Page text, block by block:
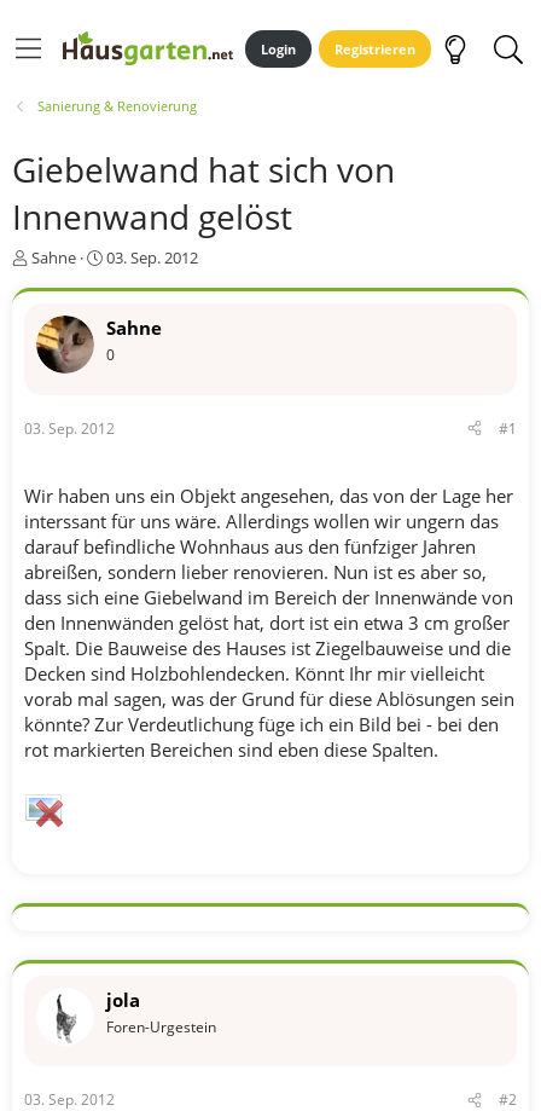
Login Registrieren
Sanierung & Renovierung
Giebelwand hat sich von
Innenwand gelöst
E
e
r
Sahne
E
t
l
a
03. Sep. 2012
Sahne
0
03. Sep. 2012 #1
Wir haben uns ein Objekt angesehen, das von der Lage her
interssant für uns wäre. Allerdings wollen wir ungern das
darauf befindliche Wohnhaus aus den fünfziger Jahren
abreißen, sondern lieber renovieren. Nun ist es aber so,
dass sich eine Giebelwand im Bereich der Innenwände von
den Innenwänden gelöst hat, dort ist ein etwa 3 cm großer
Spalt. Die Bauweise des Hauses ist Ziegelbauweise und die
Decken sind Holzbohlendecken. Könnt Ihr mir vielleicht
vorab mal sagen, was der Grund für diese Ablösungen sein
könnte? Zur Verdeutlichung füge ich ein Bild bei - bei den
rot markierten Bereichen sind eben diese Spalten.
jola
Foren-Urgestein
03. Sep. 2012 #2